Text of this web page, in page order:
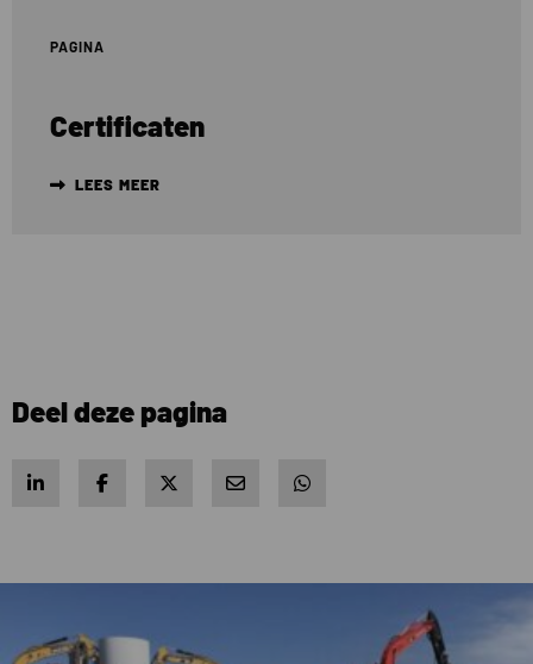
PAGINA
Certificaten
LEES MEER
Deel deze pagina
Share on LinkedIn
Share on Facebook
Share on XShare via e-mailShare via WhatsApp